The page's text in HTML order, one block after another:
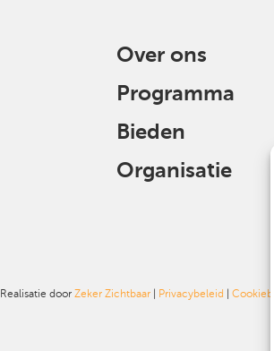
Over ons
Programma
Bieden
Organisatie
Realisatie door Zeker Zichtbaar | Privacybeleid |